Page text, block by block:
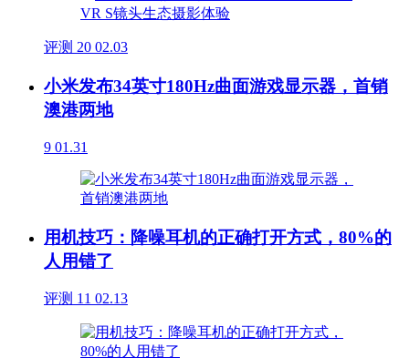
评测 20 02.03
小米发布34英寸180Hz曲面游戏显示器，首销
澳港两地
9 01.31
用机技巧：降噪耳机的正确打开方式，80%的
人用错了
评测 11 02.13